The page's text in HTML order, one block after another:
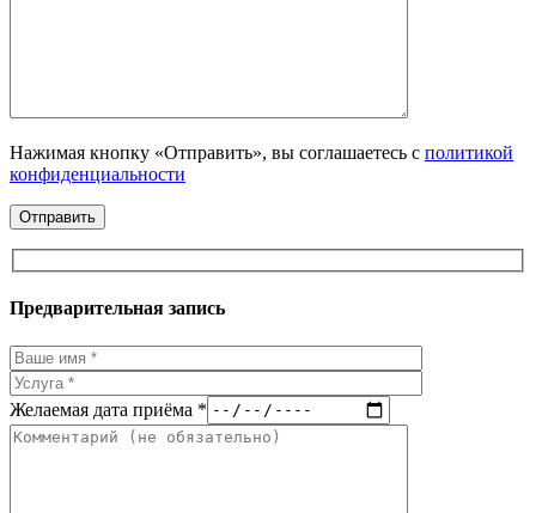
Нажимая кнопку «Отправить», вы соглашаетесь с политикой
конфиденциальности
Предварительная запись
Желаемая дата приёма *